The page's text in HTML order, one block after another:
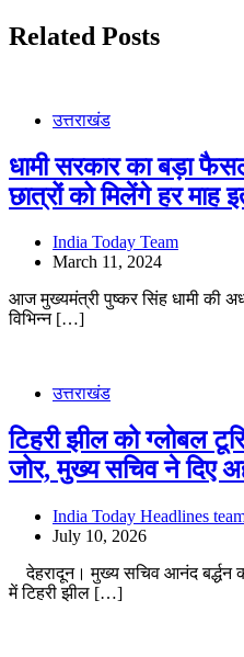
Related Posts
उत्तराखंड
धामी सरकार का बड़ा
छात्रों को मिलेंगे हर
India Today Team
March 11, 2024
आज मुख्यमंत्री पुष्कर सिंह धामी की
विभिन्न […]
उत्तराखंड
टिहरी झील को ग्लोबल
जोर, मुख्य सचिव ने दिए
India Today Headlines
July 10, 2026
देहरादून। मुख्य सचिव आनंद बर्द्धन
में टिहरी झील […]